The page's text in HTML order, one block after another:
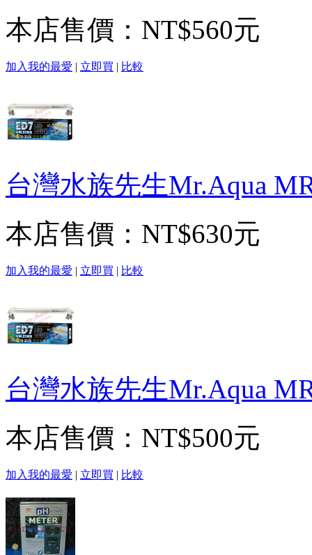
本店售價： NT$560元
加入我的最愛 | 立即買 | 比較
台灣水族先生Mr.Aqua
本店售價： NT$630元
加入我的最愛 | 立即買 | 比較
台灣水族先生Mr.Aqua
本店售價： NT$500元
加入我的最愛 | 立即買 | 比較